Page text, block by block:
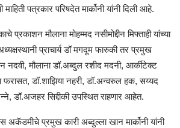
पत्रकार परिषदेत मार्कोनी यांनी दिली आहे.
प्रकाशन मौलाना मोहम्मद नसीमोद्दीन मिफ्ताही यांच्या
प्राचार्य डॉ मगदूम फारुकी तर प्रमुख
नदवी, मौलाना डॉ.अब्दुल रशीद मदनी, आर्कीटेक्ट
डॉ.शाझिया नहरी, डॉ.अन्वरुल हक, सय्यद
डॉ.अजहर सिद्दीकी उपस्थित राहणार आहेत.
अकॅडमीचे प्रमुख कारी अब्दुल्ला खान मार्कोनी यांनी